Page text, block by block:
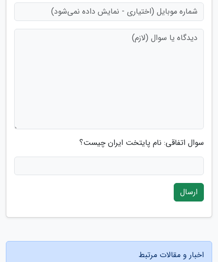
سوال اتفاقی: نام پایتخت ایران چیست؟
ارسال
اخبار و مقالات مرتبط